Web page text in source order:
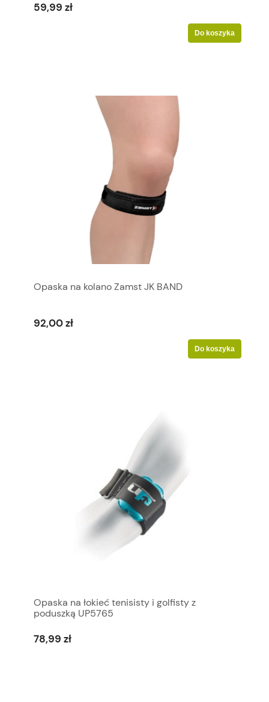
59,99 zł
Do koszyka
Opaska na kolano Zamst JK BAND
92,00 zł
Do koszyka
Opaska na łokieć tenisisty i golfisty z
poduszką UP5765
78,99 zł